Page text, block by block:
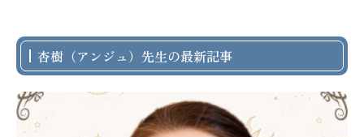
杏樹（アンジュ）先生の最新記事